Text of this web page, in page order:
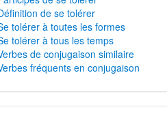
de se tolérer
tolérer à toutes les formes
tolérer à tous les temps
de conjugaison similaire
fréquents en conjugaison